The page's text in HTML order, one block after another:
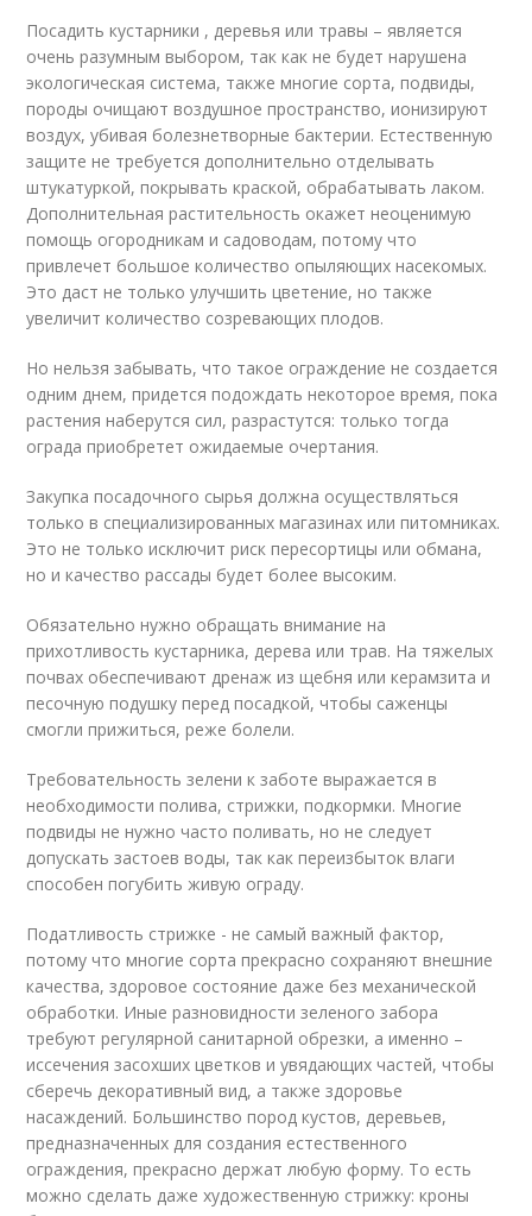
Посадить кустарники , деревья или травы – является
очень разумным выбором, так как не будет нарушена
экологическая система, также многие сорта, подвиды,
породы очищают воздушное пространство, ионизируют
воздух, убивая болезнетворные бактерии. Естественную
защите не требуется дополнительно отделывать
штукатуркой, покрывать краской, обрабатывать лаком.
Дополнительная растительность окажет неоценимую
помощь огородникам и садоводам, потому что
привлечет большое количество опыляющих насекомых.
Это даст не только улучшить цветение, но также
увеличит количество созревающих плодов.
Но нельзя забывать, что такое ограждение не создается
одним днем, придется подождать некоторое время, пока
растения наберутся сил, разрастутся: только тогда
ограда приобретет ожидаемые очертания.
Закупка посадочного сырья должна осуществляться
только в специализированных магазинах или питомниках.
Это не только исключит риск пересортицы или обмана,
но и качество рассады будет более высоким.
Обязательно нужно обращать внимание на
прихотливость кустарника, дерева или трав. На тяжелых
почвах обеспечивают дренаж из щебня или керамзита и
песочную подушку перед посадкой, чтобы саженцы
смогли прижиться, реже болели.
Требовательность зелени к заботе выражается в
необходимости полива, стрижки, подкормки. Многие
подвиды не нужно часто поливать, но не следует
допускать застоев воды, так как переизбыток влаги
способен погубить живую ограду.
Податливость стрижке - не самый важный фактор,
потому что многие сорта прекрасно сохраняют внешние
качества, здоровое состояние даже без механической
обработки. Иные разновидности зеленого забора
требуют регулярной санитарной обрезки, а именно –
иссечения засохших цветков и увядающих частей, чтобы
сберечь декоративный вид, а также здоровье
насаждений. Большинство пород кустов, деревьев,
предназначенных для создания естественного
ограждения, прекрасно держат любую форму. То есть
можно сделать даже художественную стрижку: кроны